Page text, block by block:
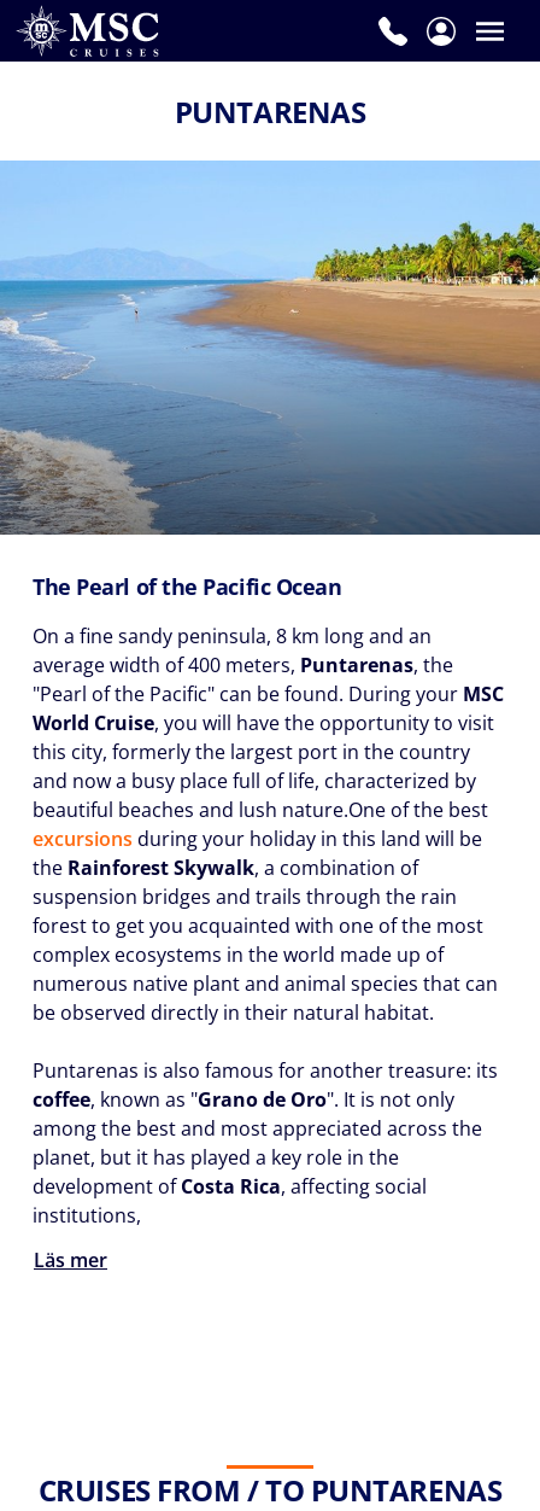
PUNTARENAS
The Pearl of the Pacific Ocean
On a fine sandy peninsula, 8 km long and an
average width of 400 meters, Puntarenas, the
"Pearl of the Pacific" can be found. During your MSC
World Cruise, you will have the opportunity to visit
this city, formerly the largest port in the country
and now a busy place full of life, characterized by
beautiful beaches and lush nature.One of the best
excursions during your holiday in this land will be
the Rainforest Skywalk, a combination of
suspension bridges and trails through the rain
forest to get you acquainted with one of the most
complex ecosystems in the world made up of
numerous native plant and animal species that can
be observed directly in their natural habitat.
Puntarenas is also famous for another treasure: its
coffee, known as "Grano de Oro". It is not only
among the best and most appreciated across the
planet, but it has played a key role in the
development ofCosta Rica, affecting social
institutions,
Läs mer
CRUISES FROM / TO PUNTARENAS